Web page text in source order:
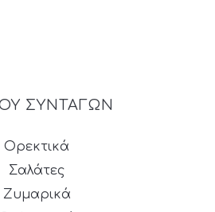
ΣΥΝΤΑΓΩΝ
Ορεκτικά
Σαλάτες
Ζυμαρικά